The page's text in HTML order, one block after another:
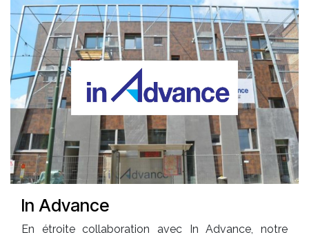
In Advance
En étroite collaboration avec In Advance, notre